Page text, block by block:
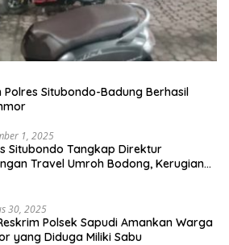
Situbondo-Badung Berhasil
1, 2025
Situbondo Tangkap Direktur
Travel Umroh Bodong, Kerugian
30, 2025
Polsek Sapudi Amankan Warga
yang Diduga Miliki Sabu